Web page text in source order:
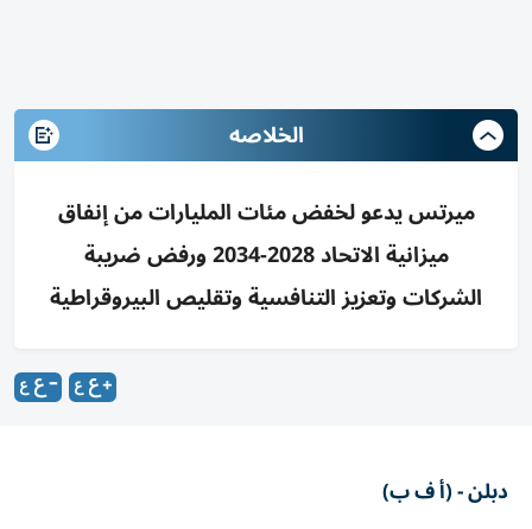
الخلاصه
ميرتس يدعو لخفض مئات المليارات من إنفاق
ميزانية الاتحاد 2028-2034 ورفض ضريبة
الشركات وتعزيز التنافسية وتقليص البيروقراطية
دبلن - (أ ف ب)